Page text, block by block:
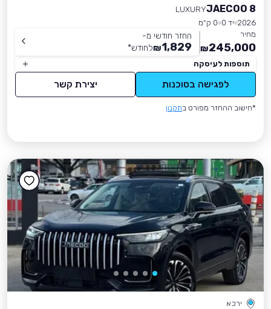
JAECOO 8
LUXURY
2026 יד 0
0 ק״מ
מחיר
245,000
₪
החזר חודשי מ-
1,829
₪לחודש*
תוספות לעיסקה
לפגישה בסוכנות יצירת קשר
*חישוב ההחזר מפורט בתקנון
ירכא